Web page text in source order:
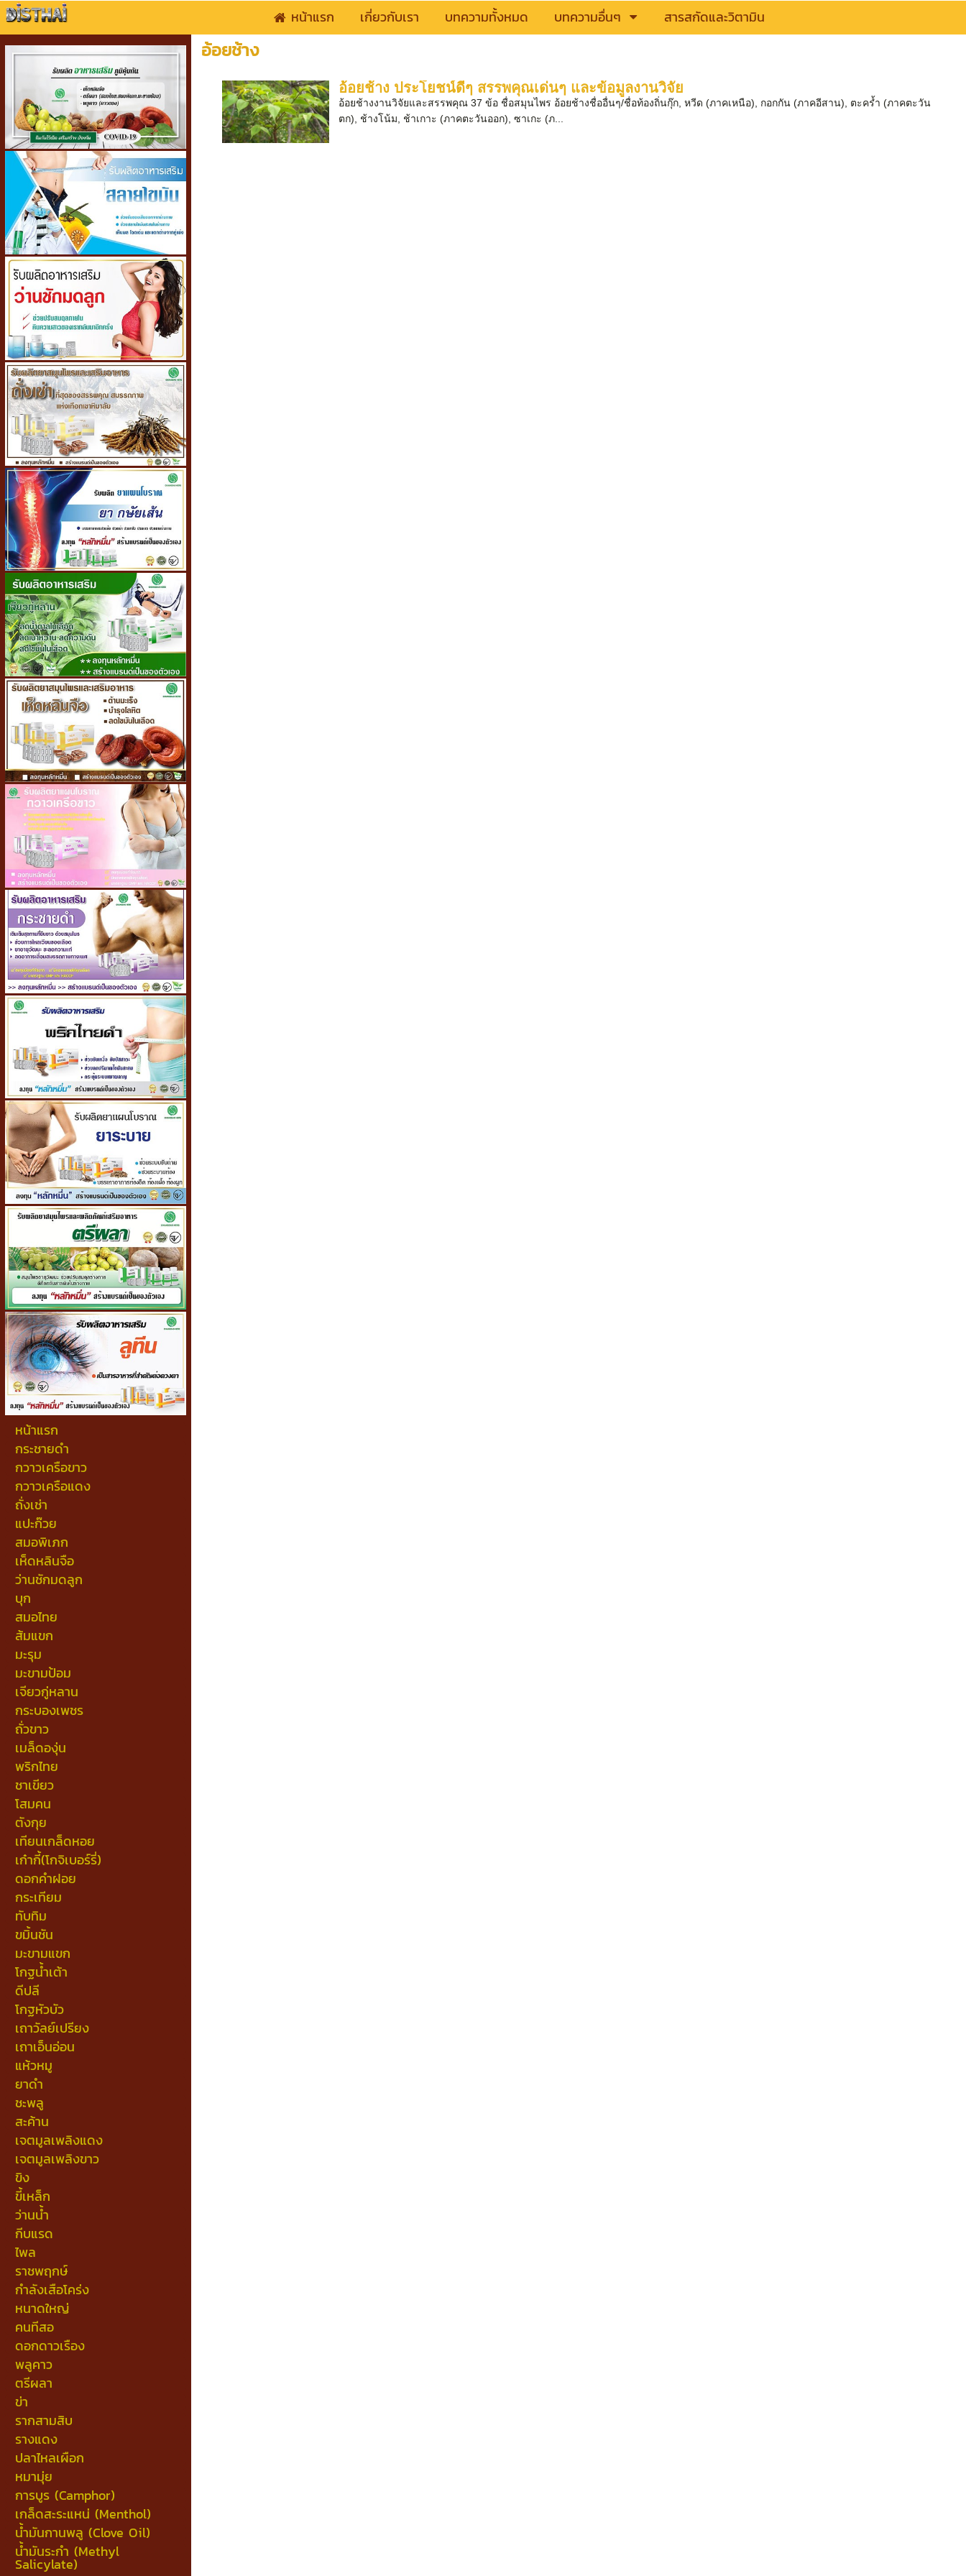
หน้าแรก เกี่ยวกับเรา บทความทั้งหมด บทความอื่นๆ สารสกัดและวิตามิน
หน้าแรก
กระชายดำ
กวาวเครือขาว
กวาวเครือแดง
ถั่งเช่า
แปะก๊วย
สมอพิเภก
เห็ดหลินจือ
ว่านชักมดลูก
บุก
สมอไทย
ส้มแขก
มะรุม
มะขามป้อม
เจียวกู่หลาน
กระบองเพชร
ถั่วขาว
เมล็ดองุ่น
พริกไทย
ชาเขียว
โสมคน
ตังกุย
เทียนเกล็ดหอย
เก๋ากี้(โกจิเบอร์รี่)
ดอกคำฝอย
กระเทียม
ทับทิม
ขมิ้นชัน
มะขามแขก
โกฐน้ำเต้า
ดีปลี
โกฐหัวบัว
เถาวัลย์เปรียง
เถาเอ็นอ่อน
แห้วหมู
ยาดำ
ชะพลู
สะค้าน
เจตมูลเพลิงแดง
เจตมูลเพลิงขาว
ขิง
ขี้เหล็ก
ว่านน้ำ
กีบแรด
ไพล
ราชพฤกษ์
กำลังเสือโคร่ง
หนาดใหญ่
คนทีสอ
ดอกดาวเรือง
พลูคาว
ตรีผลา
ข่า
รากสามสิบ
รางแดง
ปลาไหลเผือก
หมามุ่ย
การบูร (Camphor)
เกล็ดสะระแหน่ (Menthol)
น้ำมันกานพลู (Clove Oil)
น้ำมันระกำ (Methyl
Salicylate)
อ้อยช้าง
อ้อยช้าง ประโยชน์ดีๆ สรรพคุณเด่นๆ และข้อมูลงานวิจัย
อ้อยช้างงานวิจัยและสรรพคุณ 37 ข้อ ชื่อสมุนไพร อ้อยช้างชื่ออื่นๆ/ชื่อท้องถิ่นกุ๊ก, หวีด (ภาคเหนือ), กอกกัน (ภาคอีสาน), ตะคร้ำ (ภาคตะวัน
ตก), ช้างโน้ม, ช้าเกาะ (ภาคตะวันออก), ซาเกะ (ภ...